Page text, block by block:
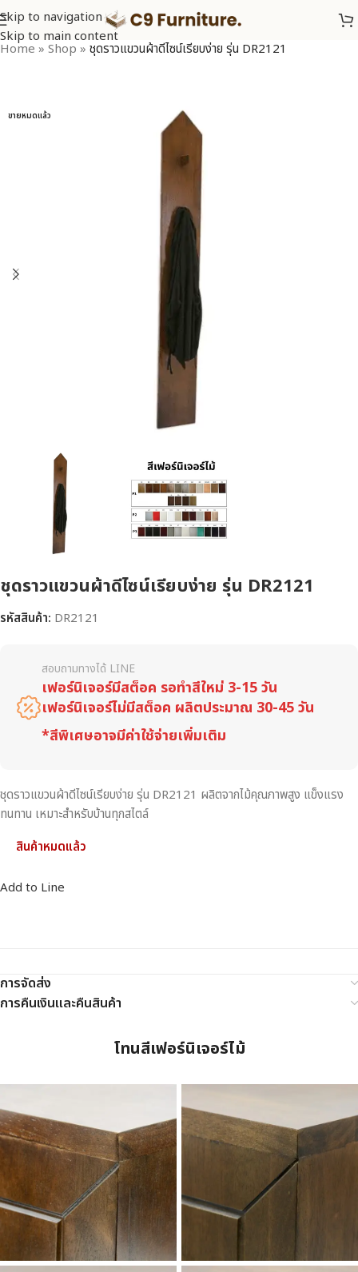
Skip to navigation
Skip to main content
Home » Shop » ชุดราวแขวนผ้าดีไซน์เรียบง่าย รุ่น DR2121
ขายหมดแล้ว
ชุดราวแขวนผ้าดีไซน์เรียบง่าย รุ่น DR2121
รหัสสินค้า: DR2121
สอบถามทางได้ LINE
เฟอร์นิเจอร์มีสต็อค รอทำสีใหม่ 3-15 วัน
เฟอร์นิเจอร์ไม่มีสต็อค ผลิตประมาณ 30-45 วัน
*สีพิเศษอาจมีค่าใช้จ่ายเพิ่มเติม
ชุดราวแขวนผ้าดีไซน์เรียบง่าย รุ่น DR2121 ผลิตจากไม้คุณภาพสูง แข็งแรง
ทนทาน เหมาะสำหรับบ้านทุกสไตล์
สินค้าหมดแล้ว
Add to Line
การจัดส่ง
การคืนเงินและคืนสินค้า
โทนสีเฟอร์นิเจอร์ไม้